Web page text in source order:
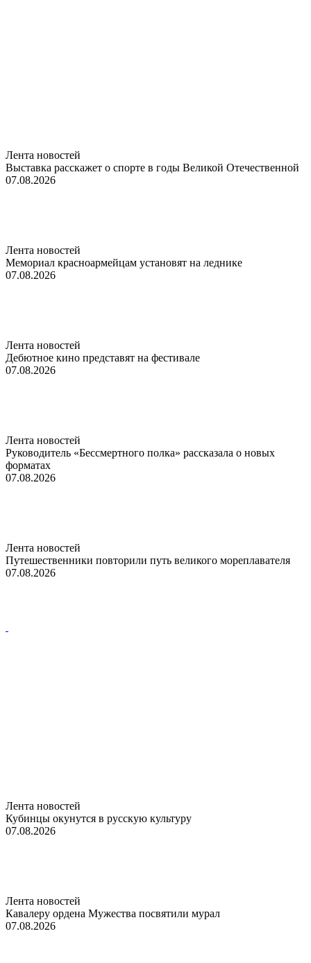
Лента новостей
Выставка расскажет о спорте в годы Великой Отечественной
07.08.2026
Лента новостей
Мемориал красноармейцам установят на леднике
07.08.2026
Лента новостей
Дебютное кино представят на фестивале
07.08.2026
Лента новостей
Руководитель «Бессмертного полка» рассказала о новых
форматах
07.08.2026
Лента новостей
Путешественники повторили путь великого мореплавателя
07.08.2026
Лента новостей
Кубинцы окунутся в русскую культуру
07.08.2026
Лента новостей
Кавалеру ордена Мужества посвятили мурал
07.08.2026